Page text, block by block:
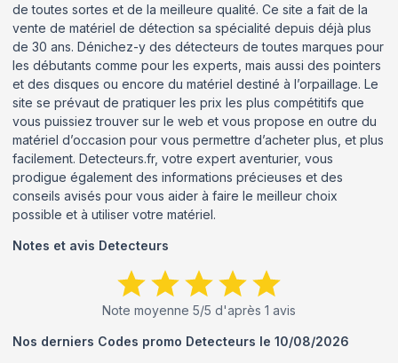
de toutes sortes et de la meilleure qualité. Ce site a fait de la
vente de matériel de détection sa spécialité depuis déjà plus
de 30 ans. Dénichez-y des détecteurs de toutes marques pour
les débutants comme pour les experts, mais aussi des pointers
et des disques ou encore du matériel destiné à l’orpaillage. Le
site se prévaut de pratiquer les prix les plus compétitifs que
vous puissiez trouver sur le web et vous propose en outre du
matériel d’occasion pour vous permettre d’acheter plus, et plus
facilement. Detecteurs.fr, votre expert aventurier, vous
prodigue également des informations précieuses et des
conseils avisés pour vous aider à faire le meilleur choix
possible et à utiliser votre matériel.
Notes et avis Detecteurs
Note moyenne 5/5 d'après 1 avis
Nos derniers Codes promo Detecteurs le 10/08/2026